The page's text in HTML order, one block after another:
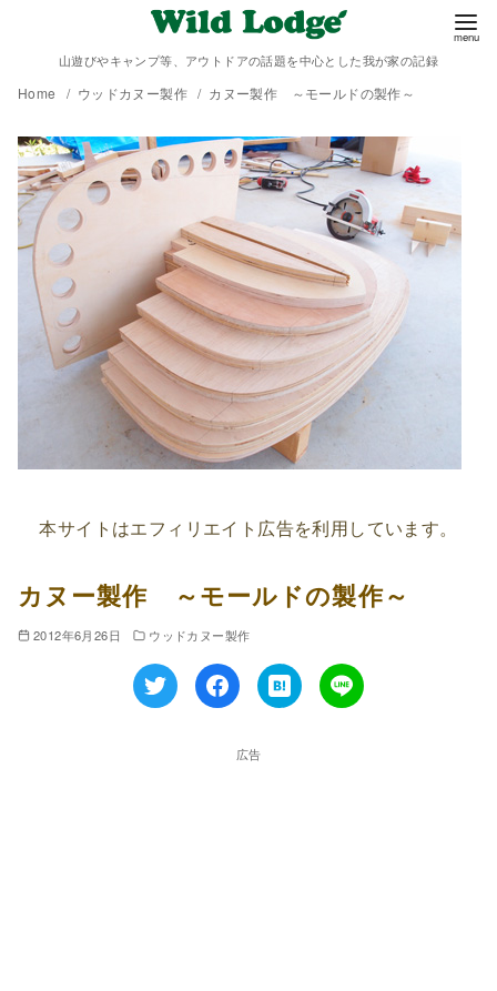
山遊びやキャンプ等、アウトドアの話題を中心とした我が家の記録
Home ウッドカヌー製作 カヌー製作 ～モールドの製作～
本サイトはエフィリエイト広告を利用しています。
カヌー製作 ～モールドの製作～
2012年6月26日 ウッドカヌー製作
広告